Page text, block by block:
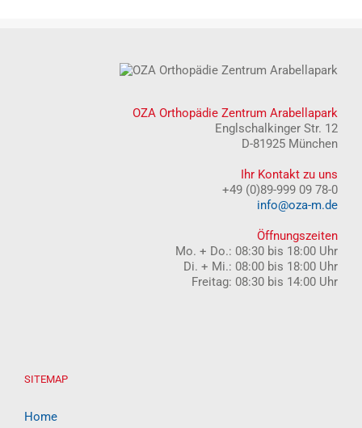
OZA Orthopädie Zentrum Arabellapark
Englschalkinger Str. 12
D-81925 München
Ihr Kontakt zu uns
+49 (0)89-999 09 78-0
info@oza-m.de
Öffnungszeiten
Mo. + Do.: 08:30 bis 18:00 Uhr
Di. + Mi.: 08:00 bis 18:00 Uhr
Freitag: 08:30 bis 14:00 Uhr
SITEMAP
Home